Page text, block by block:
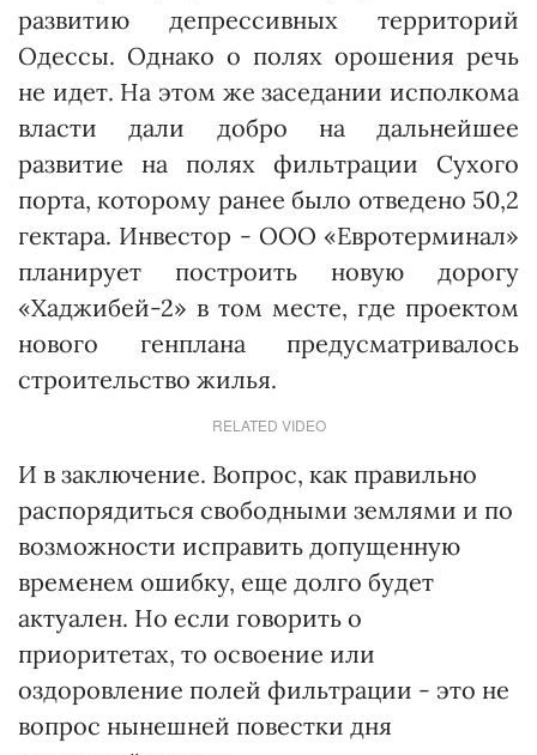
развитию депрессивных территорий
Одессы. Однако о полях орошения речь
не идет. На этом же заседании исполкома
власти дали добро на дальнейшее
развитие на полях фильтрации Сухого
порта, которому ранее было отведено 50,2
гектара. Инвестор - ООО «Евротерми­нал»
планирует построить новую дорогу
«Хаджибей-2» в том месте, где проектом
нового генплана предусматривалось
строительство жилья.
RELATED VIDEO
И в заключение. Вопрос, как правильно
распорядиться свободными землями и по
возможности исправить допущенную
временем ошибку, еще долго будет
актуален. Но если говорить о
приоритетах, то освоение или
оздоровление полей фильтрации - это не
вопрос нынешней повестки дня